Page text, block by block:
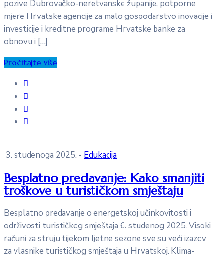
pozive Dubrovačko-neretvanske županije, potporne
mjere Hrvatske agencije za malo gospodarstvo inovacije i
investicije i kreditne programe Hrvatske banke za
obnovu i […]
Pročitajte više
3. studenoga 2025. - Edukacija
Besplatno predavanje: Kako smanjiti
troškove u turističkom smještaju
Besplatno predavanje o energetskoj učinkovitosti i
održivosti turističkog smještaja 6. studenog 2025. Visoki
računi za struju tijekom ljetne sezone sve su veći izazov
za vlasnike turističkog smještaja u Hrvatskoj. Klima-